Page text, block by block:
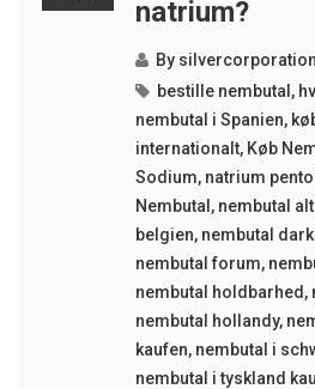
natrium?
By silvercorporation
bestille nembutal ,
nembutal i Spanien,
internationalt, Køb
Sodium, natrium
Nembutal , nembutal
belgien, nembutal
nembutal forum,
nembutal holdbarhed ,
nembutal hollandy,
kaufen, nembutal i
nembutal i tyskland